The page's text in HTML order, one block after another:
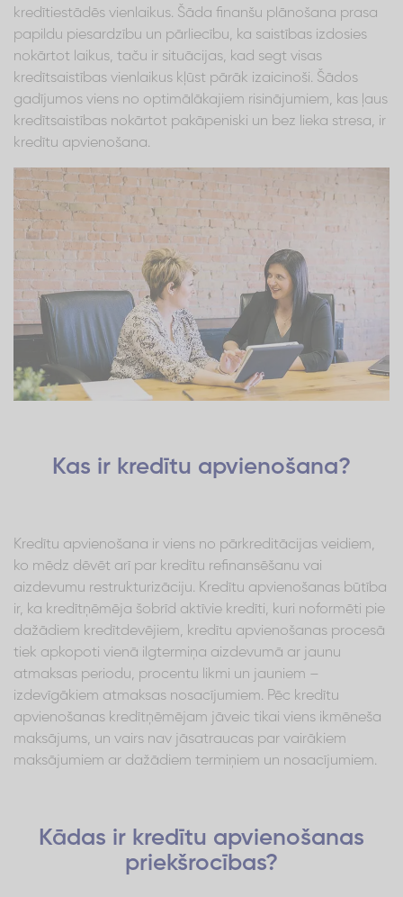
kredītiestādēs vienlaikus. Šāda finanšu plānošana prasa
papildu piesardzību un pārliecību, ka saistības izdosies
nokārtot laikus, taču ir situācijas, kad segt visas
kredītsaistības vienlaikus kļūst pārāk izaicinoši. Šādos
gadījumos viens no optimālākajiem risinājumiem, kas ļaus
kredītsaistības nokārtot pakāpeniski un bez lieka stresa, ir
kredītu apvienošana.
Kas ir kredītu apvienošana?
Kredītu apvienošana ir viens no pārkreditācijas veidiem,
ko mēdz dēvēt arī par kredītu refinansēšanu vai
aizdevumu restrukturizāciju. Kredītu apvienošanas būtība
ir, ka kredītņēmēja šobrīd aktīvie kredīti, kuri noformēti pie
dažādiem kredītdevējiem, kredītu apvienošanas procesā
tiek apkopoti vienā ilgtermiņa aizdevumā ar jaunu
atmaksas periodu, procentu likmi un jauniem –
izdevīgākiem atmaksas nosacījumiem. Pēc kredītu
apvienošanas kredītņēmējam jāveic tikai viens ikmēneša
maksājums, un vairs nav jāsatraucas par vairākiem
maksājumiem ar dažādiem termiņiem un nosacījumiem.
Kādas ir kredītu apvienošanas
priekšrocības?